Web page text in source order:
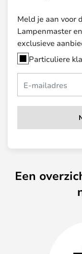
Meld je aan voor
Lampenmaster
exclusieve
Particuliere
Een